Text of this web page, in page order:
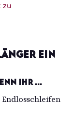
zu
ein
ihr …